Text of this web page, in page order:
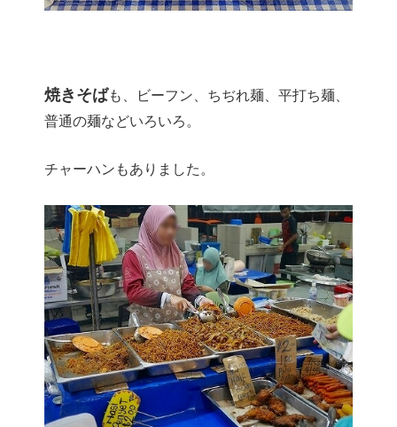
焼きそばも、ビーフン、ちぢれ麺、平打ち麺、
普通の麺などいろいろ。
チャーハンもありました。